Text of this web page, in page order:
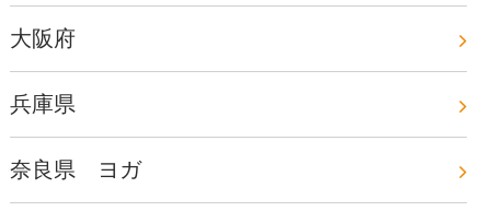
大阪府
兵庫県
奈良県 ヨガ